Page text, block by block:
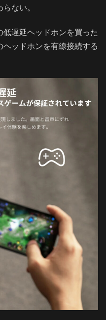
ない。
遅延ヘッドホンを買った
ッドホンを有線接続する